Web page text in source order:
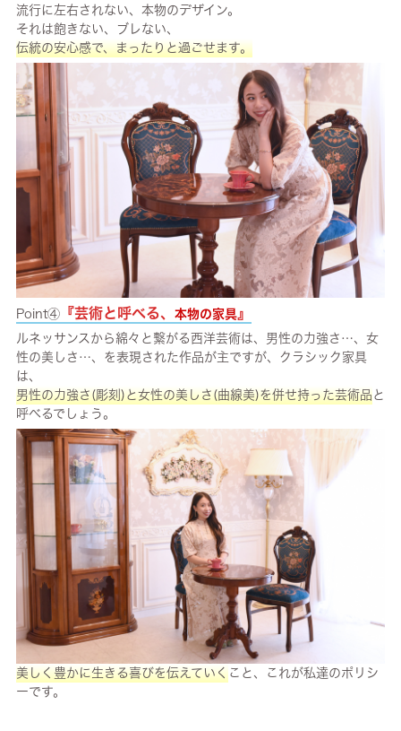
流行に左右されない、本物のデザイン。
それは飽きない、ブレない、
伝統の安心感で、まったりと過ごせます。
Point④『芸術と呼べる、 本物の家具』
ルネッサンスから綿々と繋がる西洋芸術は、男性の力強さ…、女
性の美しさ…、を表現された作品が主ですが、クラシック家具
は、
男性の力強さ(彫刻)と女性の美しさ(曲線美)を併せ持った芸術品と
呼べるでしょう。
美しく豊かに生きる喜びを伝えていくこと、これが私達のポリシ
ーです。